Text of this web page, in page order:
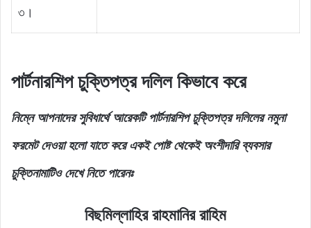
৩।
পার্টনারশিপ চুক্তিপত্র দলিল কিভাবে করে
নিম্নে আপনাদের সুবিধার্থে আরেকটি পার্টনারশিপ চুক্তিপত্র দলিলের নমুনা
ফরমেট দেওয়া হলো যাতে করে একই পোষ্ট থেকেই অংশীদারি ব্যবসার
চুক্তিনামাটিও দেখে নিতে পারেনঃ
বিছমিল্লাহির রাহমানির রাহিম